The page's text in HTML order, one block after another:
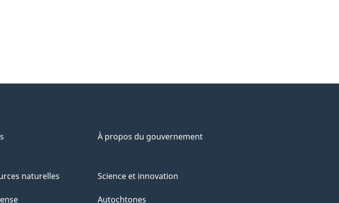
À propos du gouvernement
naturelles Science et innovation
Autochtones